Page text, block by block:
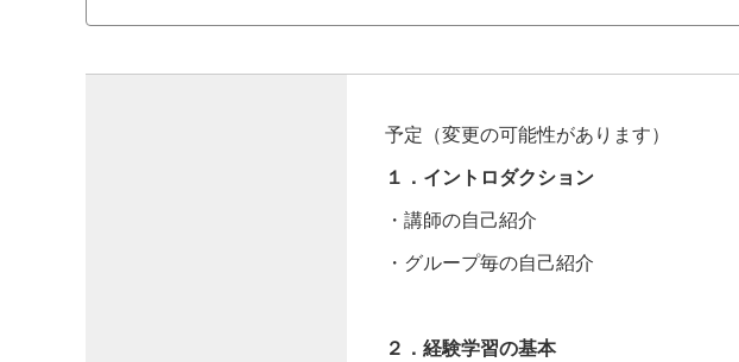
予定（変更の可能性があります）
１．イントロダクション
・講師の自己紹介
・グループ毎の自己紹介
２．経験学習の基本